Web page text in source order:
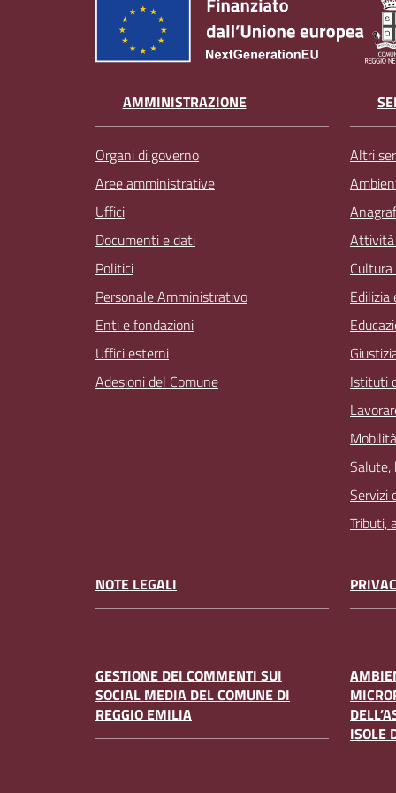
AMMINISTRAZIONE
Organi di governo
Aree amministrative
Uffici
Documenti e dati
Politici
Personale Amministrativo
Enti e fondazioni
Uffici esterni
Adesioni del Comune
Altri
Attività
Edilizia
Istituti
Salute,
Servizi
Tributi,
NOTE LEGALI
GESTIONE DEI COMMENTI SUI
SOCIAL MEDIA DEL COMUNE DI
REGGIO EMILIA
ISOLE